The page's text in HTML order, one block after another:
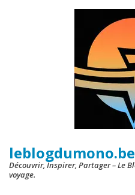
leblogdumono.be
Découvrir, Inspirer, Partager – Le
voyage.